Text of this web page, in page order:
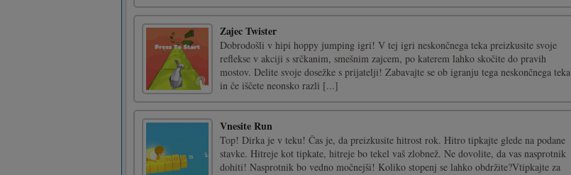
Zajec Twister
Dobrodošli v hipi hoppy jumping igri! V tej igri neskončnega teka preizkusite svoje
reflekse v akciji s srčkanim, smešnim zajcem, po katerem lahko skočite do pravih
mostov. Delite svoje dosežke s prijatelji! Zabavajte se ob igranju tega neskončnega teka
in če iščete neonsko razli [...]
Vnesite Run
Top! Dirka je v teku! Čas je, da preizkusite hitrost rok. Hitro tipkajte glede na podane
stavke. Hitreje kot tipkate, hitreje bo tekel vaš zlobnež. Ne dovolite, da vas nasprotnik
dohiti! Nasprotnik bo vedno močnejši! Koliko stopenj se lahko obdržite?Vtipkajte za